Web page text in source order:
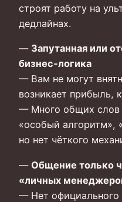
строят работу на
дедлайнах.
— Запутанная или
бизнес‑логика
— Вам не могут
возникает прибыль,
— Много общих слов
«особый алгоритм»,
но нет чёткого
— Общение только
«личных
— Нет официального